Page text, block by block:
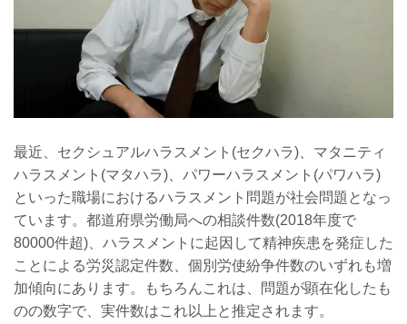
最近、セクシュアルハラスメント(セクハラ)、マタニティ
ハラスメント(マタハラ)、パワーハラスメント(パワハラ)
といった職場におけるハラスメント問題が社会問題となっ
ています。都道府県労働局への相談件数(2018年度で
80000件超)、ハラスメントに起因して精神疾患を発症した
ことによる労災認定件数、個別労使紛争件数のいずれも増
加傾向にあります。もちろんこれは、問題が顕在化したも
のの数字で、実件数はこれ以上と推定されます。